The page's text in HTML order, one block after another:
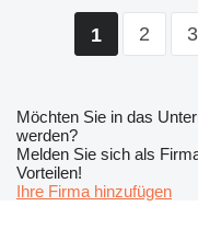
1 2 3
Möchten Sie in das
werden?
Melden Sie sich als
Vorteilen!
Ihre Firma hinzufügen